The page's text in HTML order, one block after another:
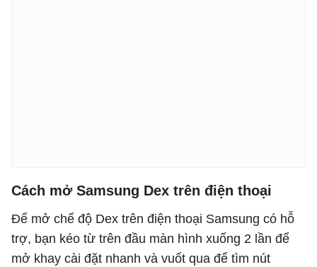
Cách mở Samsung Dex trên điện thoại
Để mở chế độ Dex trên điện thoại Samsung có hỗ
trợ, bạn kéo từ trên đầu màn hình xuống 2 lần để
mở khay cài đặt nhanh và vuốt qua để tìm nút